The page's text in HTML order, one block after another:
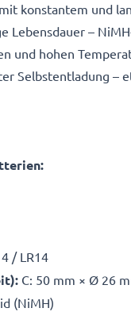
konstantem und
Lebensdauer –
und hohen
Selbstentladung –
/ LR14
C: 50 mm × Ø 26
(NiMH)